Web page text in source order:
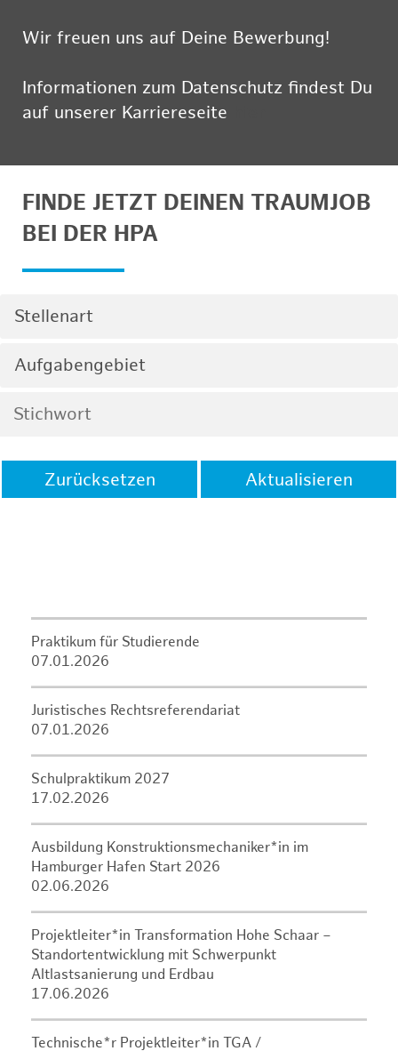
Wir freuen uns auf Deine Bewerbung!
Informationen zum Datenschutz findest Du
auf unserer Karriereseite
FINDE JETZT DEINEN TRAUMJOB
BEI DER HPA
Stellenart
Aufgabengebiet
Zurücksetzen Aktualisieren
Praktikum für Studierende
07.01.2026
Juristisches Rechtsreferendariat
07.01.2026
Schulpraktikum 2027
17.02.2026
Ausbildung Konstruktionsmechaniker*in im
Hamburger Hafen Start 2026
02.06.2026
Projektleiter*in Transformation Hohe Schaar –
Standortentwicklung mit Schwerpunkt
Altlastsanierung und Erdbau
17.06.2026
Technische*r Projektleiter*in TGA /